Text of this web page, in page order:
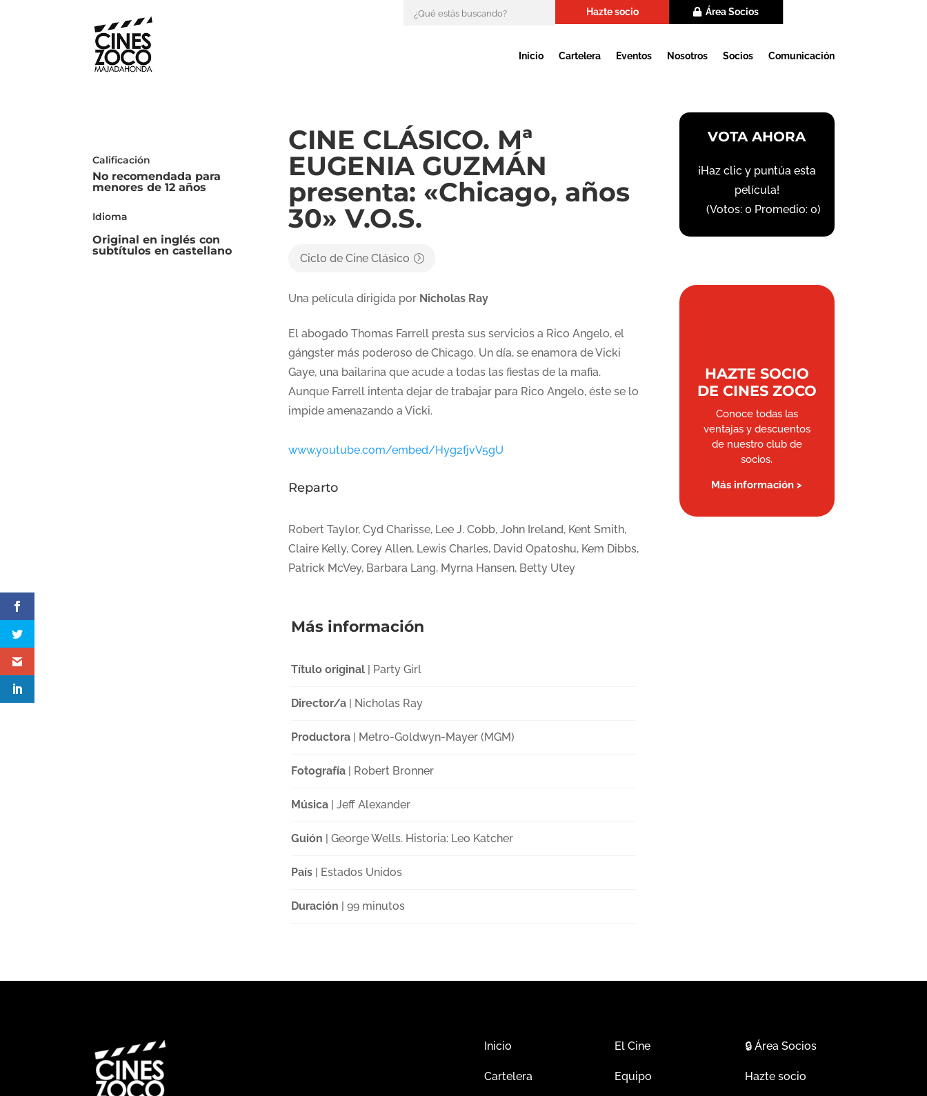
Hazte socio Área Socios
Inicio Cartelera Eventos Nosotros Socios Comunicación
Calificación
No recomendada para
menores de 12 años
Idioma
Original en inglés con
subtítulos en castellano
CINE CLÁSICO. Mª
EUGENIA GUZMÁN
presenta: «Chicago, años
30» V.O.S.
Ciclo de Cine Clásico
Una película dirigida por Nicholas Ray
El abogado Thomas Farrell presta sus servicios a Rico Angelo, el
gángster más poderoso de Chicago. Un día, se enamora de Vicki
Gaye, una bailarina que acude a todas las fiestas de la mafia.
Aunque Farrell intenta dejar de trabajar para Rico Angelo, éste se lo
impide amenazando a Vicki.
www.youtube.com/embed/Hyg2fjvV5gU
Reparto
Robert Taylor, Cyd Charisse, Lee J. Cobb, John Ireland, Kent Smith,
Claire Kelly, Corey Allen, Lewis Charles, David Opatoshu, Kem Dibbs,
Patrick McVey, Barbara Lang, Myrna Hansen, Betty Utey
Más información
Título original| Party Girl
Director/a| Nicholas Ray
Productora| Metro-Goldwyn-Mayer (MGM)
Fotografía| Robert Bronner
Música| Jeff Alexander
Guión | George Wells. Historia: Leo Katcher
País| Estados Unidos
Duración | 99 minutos
VOTA AHORA
¡Haz clic y puntúa esta
película!
(Votos:0 Promedio:0)
HAZTE SOCIO
DE CINES ZOCO
Conoce todas las
ventajas y descuentos
de nuestro club de
socios.
Más información >
Inicio
Cartelera
El Cine
Equipo
🔒Área Socios
Hazte socio